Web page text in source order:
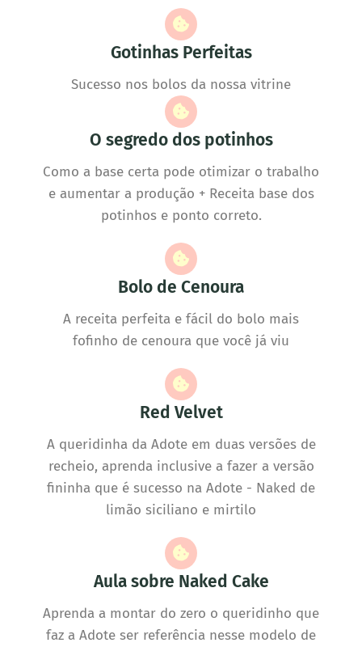
Gotinhas Perfeitas
Sucesso nos bolos da nossa vitrine
O segredo dos potinhos
Como a base certa pode otimizar o trabalho
e aumentar a produção + Receita base dos
potinhos e ponto correto.
Bolo de Cenoura
A receita perfeita e fácil do bolo mais
fofinho de cenoura que você já viu
Red Velvet
A queridinha da Adote em duas versões de
recheio, aprenda inclusive a fazer a versão
fininha que é sucesso na Adote - Naked de
limão siciliano e mirtilo
Aula sobre Naked Cake
Aprenda a montar do zero o queridinho que
faz a Adote ser referência nesse modelo de